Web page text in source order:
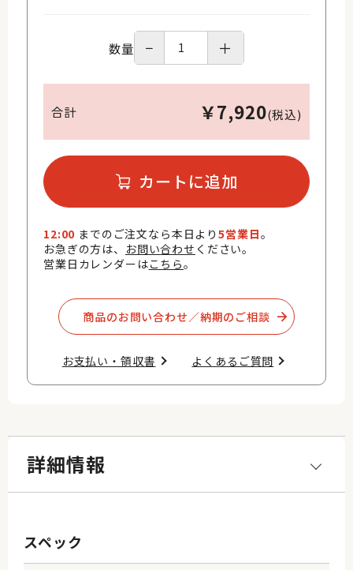
数量 − ＋
合計 ￥7,920(税込)
カートに追加
12:00 までのご注文なら本日より5営業日。
お急ぎの方は、 お問い合わせ ください。
営業日カレンダーはこちら。
商品のお問い合わせ／納期のご相談​
お支払い・領収書​ よくあるご質問​
詳細情報
スペック